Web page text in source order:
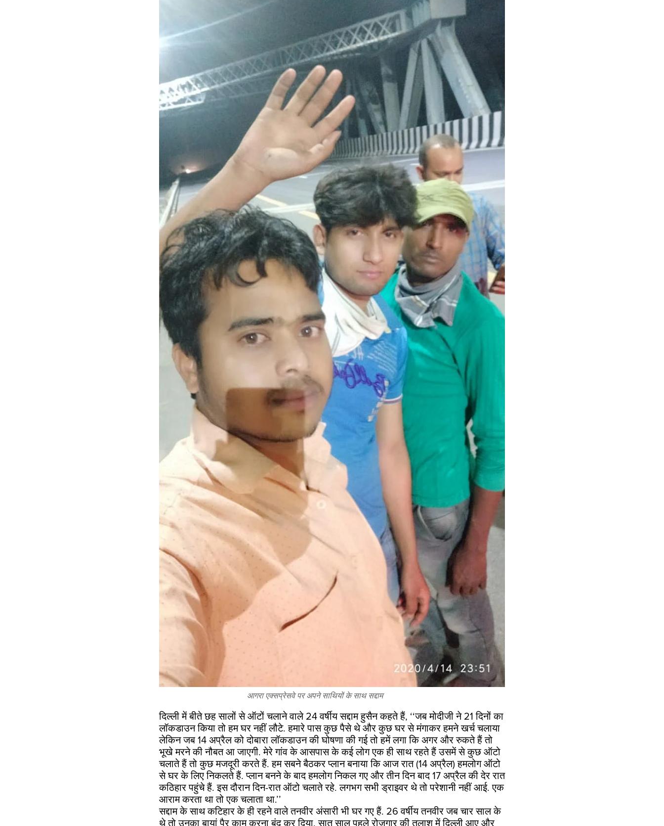
आगरा एक्सप्रेसवे पर अपने साथियों के साथ सद्दाम
दिल्ली में बीते छह सालों से ऑटों चलाने वाले 24 वर्षीय सद्दाम हुसैन कहते हैं, ‘‘जब मोदीजी ने 21 दिनों का
लॉकडाउन किया तो हम घर नहीं लौटे. हमारे पास कुछ पैसे थे और कुछ घर से मंगाकर हमने खर्च चलाया
लेकिन जब 14 अप्रैल को दोबारा लॉकडाउन की घोषणा की गई तो हमें लगा कि अगर और रुकते हैं तो
भूखे मरने की नौबत आ जाएगी. मेरे गांव के आसपास के कई लोग एक ही साथ रहते हैं उसमें से कुछ ऑटो
चलाते हैं तो कुछ मजदूरी करते हैं. हम सबने बैठकर प्लान बनाया कि आज रात (14 अप्रैल) हमलोग ऑटो
से घर के लिए निकलते हैं. प्लान बनने के बाद हमलोग निकल गए और तीन दिन बाद 17 अप्रैल की देर रात
कठिहार पहुंचे हैं. इस दौरान दिन-रात ऑटो चलाते रहे. लगभग सभी ड्राइवर थे तो परेशानी नहीं आई. एक
आराम करता था तो एक चलाता था.’’
सद्दाम के साथ कटिहार के ही रहने वाले तनवीर अंसारी भी घर गए हैं. 26 वर्षीय तनवीर जब चार साल के
थे तो उनका बायां पैर काम करना बंद कर दिया. सात साल पहले रोजगार की तलाश में दिल्ली आए और